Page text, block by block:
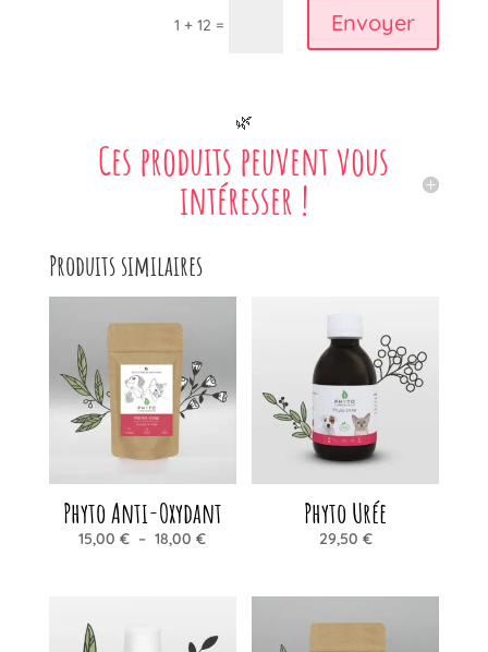
1 + 12 = Envoyer
🌿
Ces produits peuvent vous
intéresser !
Produits similaires
Phyto Anti-Oxydant
15,00€ – 18,00€Plage
à
Phyto Urée
29,50 €